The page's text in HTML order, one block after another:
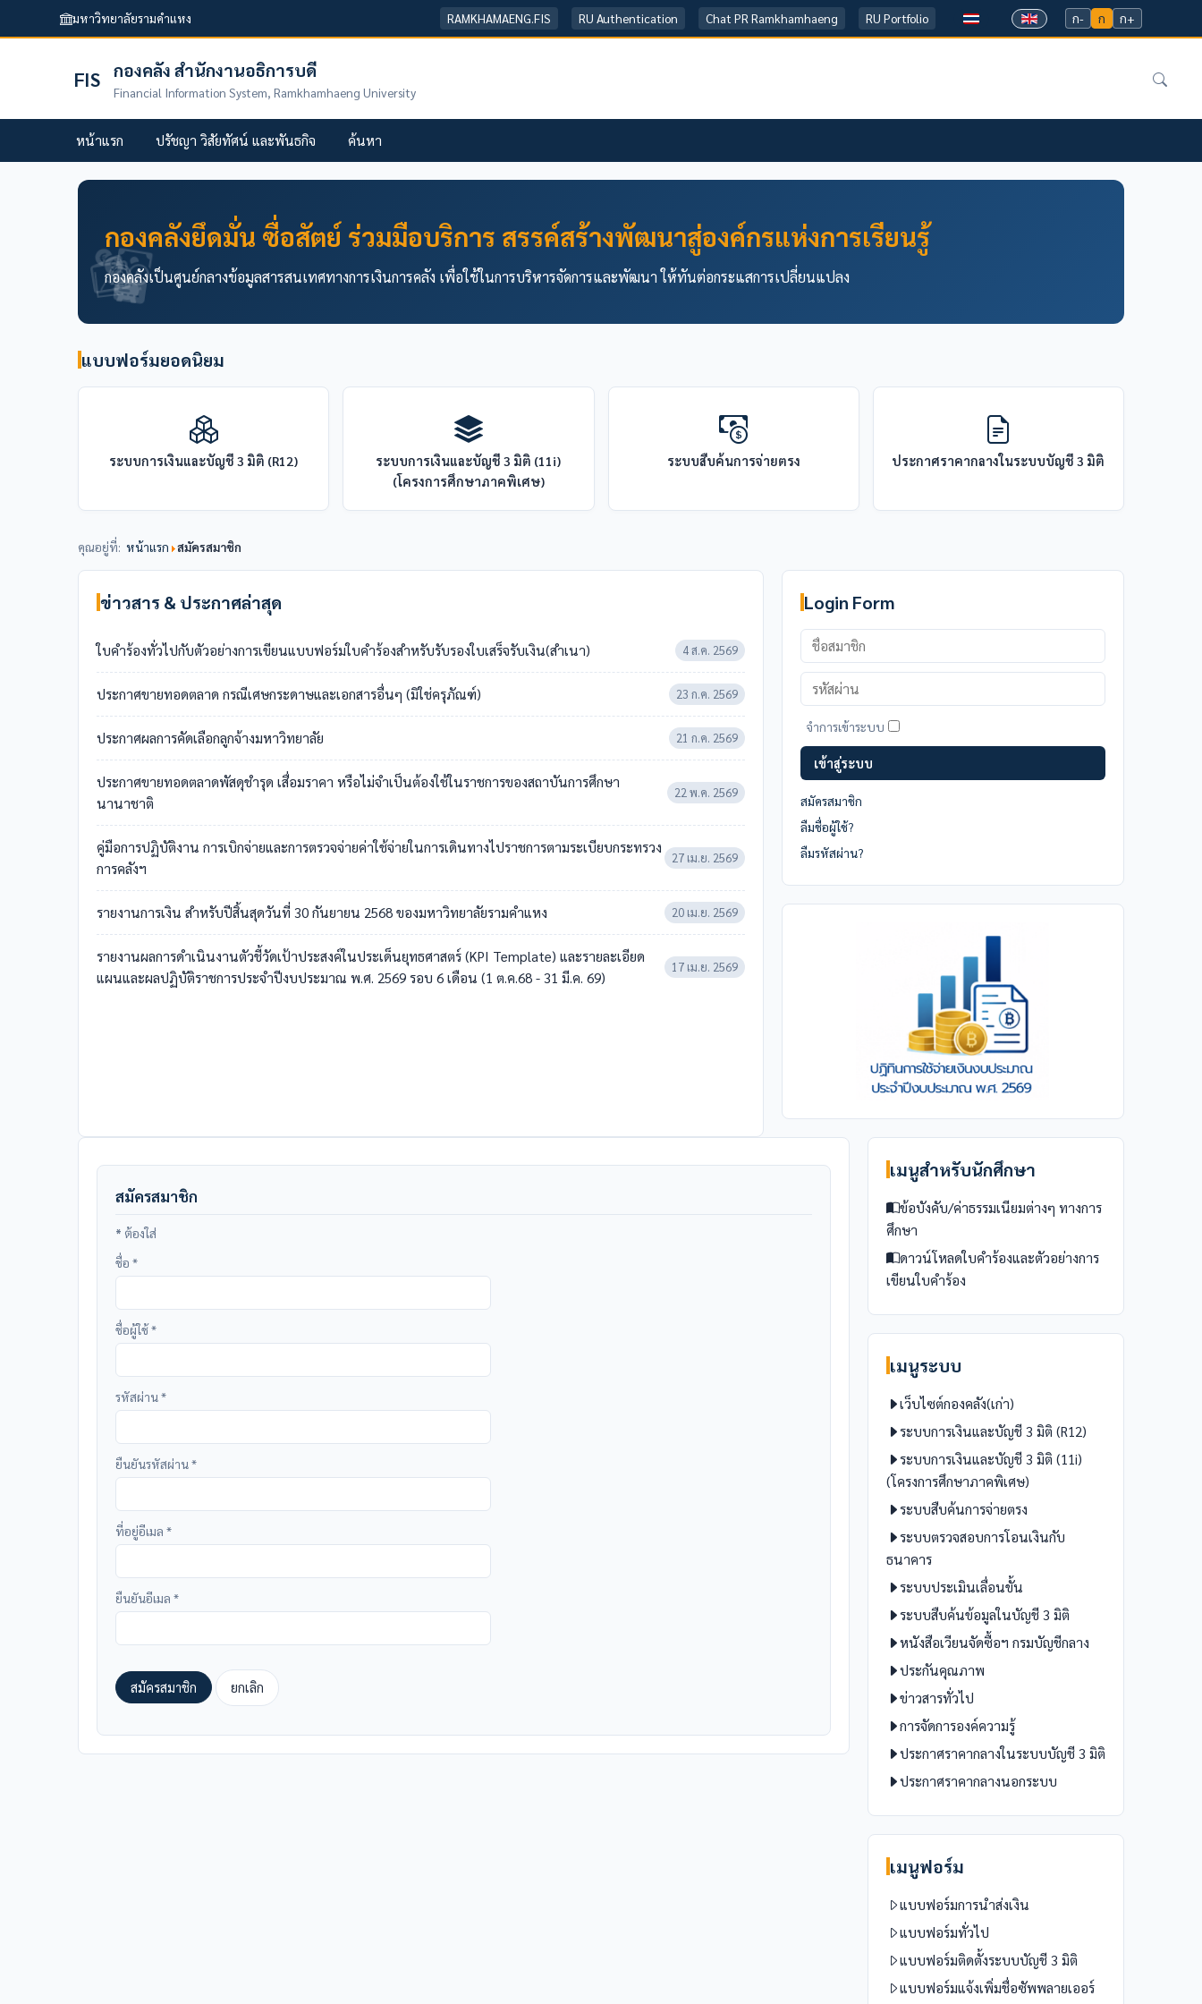
มหาวิทยาลัยรามคำแหง RAMKHAMAENG.FIS RU Authentication Chat PR Ramkhamhaeng RU Portfolio ก- ก ก+
FIS กองคลัง สำนักงานอธิการบดี
Financial Information System, Ramkhamhaeng University
หน้าแรก ปรัชญา วิสัยทัศน์ และพันธกิจ ค้นหา
กองคลังยึดมั่น ซื่อสัตย์ ร่วมมือบริการ สรรค์สร้างพัฒนาสู่องค์กรแห่งการเรียนรู้
กองคลังเป็นศูนย์กลางข้อมูลสารสนเทศทางการเงินการคลัง เพื่อใช้ในการบริหารจัดการและพัฒนา ให้ทันต่อกระแสการเปลี่ยนแปลง
แบบฟอร์มยอดนิยม
ระบบการเงินและบัญชี 3 มิติ (R12)
ระบบการเงินและบัญชี 3 มิติ (11i)
(โครงการศึกษาภาคพิเศษ)
ระบบสืบค้นการจ่ายตรง ประกาศราคากลางในระบบบัญชี 3 มิติ
คุณอยู่ที่: หน้าแรก สมัครสมาชิก
ข่าวสาร & ประกาศล่าสุด
ใบคำร้องทั่วไปกับตัวอย่างการเขียนแบบฟอร์มใบคำร้องสำหรับรับรองใบเสร็จรับเงิน(สำเนา) 4 ส.ค. 2569
ประกาศขายทอดตลาด กรณีเศษกระดาษและเอกสารอื่นๆ (มิใช่ครุภัณฑ์) 23 ก.ค. 2569
ประกาศผลการคัดเลือกลูกจ้างมหาวิทยาลัย 21 ก.ค. 2569
ประกาศขายทอดตลาดพัสดุชำรุด เสื่อมราคา หรือไม่จำเป็นต้องใช้ในราชการของสถาบันการศึกษา
นานาชาติ
22 พ.ค. 2569
คู่มือการปฏิบัติงาน การเบิกจ่ายและการตรวจจ่ายค่าใช้จ่ายในการเดินทางไปราชการตามระเบียบกระทรวง
การคลังฯ
27 เม.ย. 2569
รายงานการเงิน สำหรับปีสิ้นสุดวันที่ 30 กันยายน 2568 ของมหาวิทยาลัยรามคำแหง 20 เม.ย. 2569
รายงานผลการดำเนินงานตัวชี้วัดเป้าประสงค์ในประเด็นยุทธศาสตร์ (KPI Template) และรายละเอียด
แผนและผลปฏิบัติราชการประจำปีงบประมาณ พ.ศ. 2569 รอบ 6 เดือน (1 ต.ค.68 - 31 มี.ค. 69)
17 เม.ย. 2569
Login Form
ชื่อ
สมาชิก
ผ่าน
จำการเข้าระบบ
เข้าสู่ระบบ
สมัครสมาชิก
ลืมชื่อผู้ใช้?
ลืมรหัสผ่าน?
สมัครสมาชิก
* ต้องใส่
ชื่อ *
ชื่อผู้ใช้*
รหัสผ่าน*
ยืนยันรหัสผ่าน*
ที่อยู่อีเมล *
ยืนยันอีเมล *
สมัครสมาชิก ยกเลิก
เมนูสำหรับนักศึกษา
ข้อบังคับ/ค่าธรรมเนียมต่างๆ ทางการ
ศึกษา
ดาวน์โหลดใบคำร้องและตัวอย่างการ
เขียนใบคำร้อง
เมนูระบบ
เว็บไซต์กองคลัง(เก่า)
ระบบการเงินและบัญชี 3 มิติ (R12)
ระบบการเงินและบัญชี 3 มิติ (11i)
(โครงการศึกษาภาคพิเศษ)
ระบบสืบค้นการจ่ายตรง
ระบบตรวจสอบการโอนเงินกับ
ธนาคาร
ระบบประเมินเลื่อนขั้น
ระบบสืบค้นข้อมูลในบัญชี 3 มิติ
หนังสือเวียนจัดซื้อฯ กรมบัญชีกลาง
ประกันคุณภาพ
ข่าวสารทั่วไป
การจัดการองค์ความรู้
ประกาศราคากลางในระบบบัญชี 3 มิติ
ประกาศราคากลางนอกระบบ
เมนูฟอร์ม
แบบฟอร์มการนำส่งเงิน
แบบฟอร์มทั่วไป
แบบฟอร์มติดตั้งระบบบัญชี 3 มิติ
แบบฟอร์มแจ้งเพิ่มชื่อซัพพลายเออร์